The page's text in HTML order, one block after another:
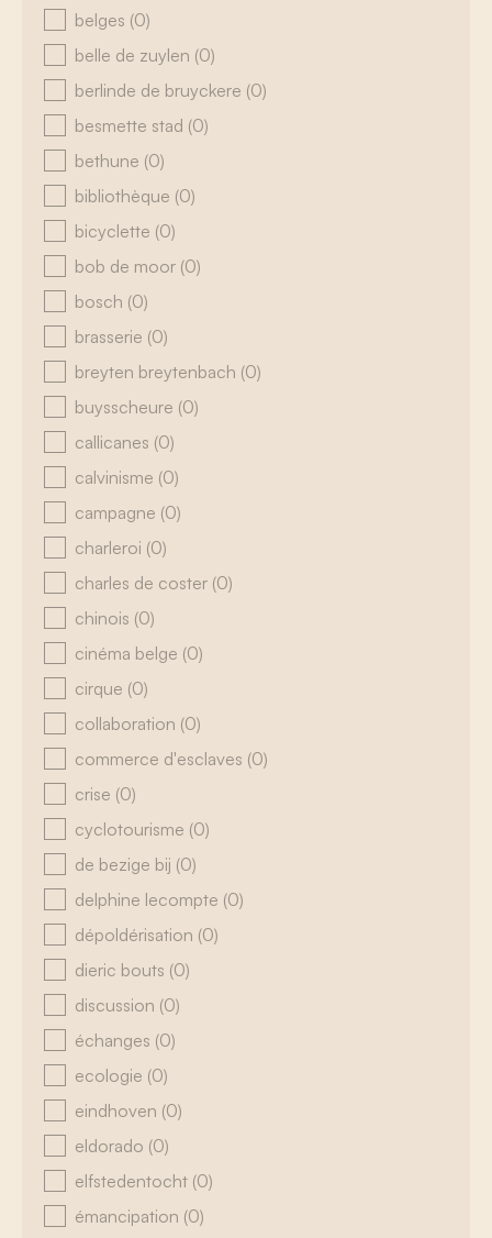
belges (0)
belle de zuylen (0)
berlinde de bruyckere (0)
besmette stad (0)
bethune (0)
bibliothèque (0)
bicyclette (0)
bob de moor (0)
bosch (0)
brasserie (0)
breyten breytenbach (0)
buysscheure (0)
callicanes (0)
calvinisme (0)
campagne (0)
charleroi (0)
charles de coster (0)
chinois (0)
cinéma belge (0)
cirque (0)
collaboration (0)
commerce d'esclaves (0)
crise (0)
cyclotourisme (0)
de bezige bij (0)
delphine lecompte (0)
dépoldérisation (0)
dieric bouts (0)
discussion (0)
échanges (0)
ecologie (0)
eindhoven (0)
eldorado (0)
elfstedentocht (0)
émancipation (0)